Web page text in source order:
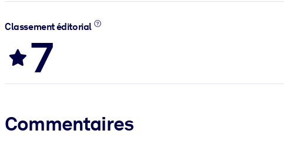
Classement éditorial
7
Commentaires